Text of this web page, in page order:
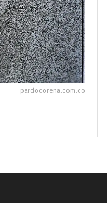
pardocorena.com.co